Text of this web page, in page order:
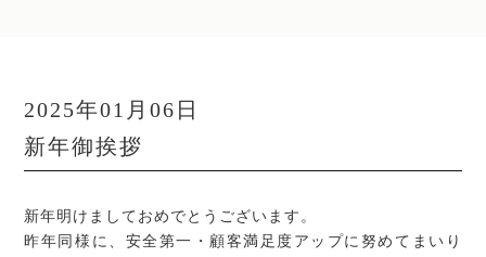
2025年01月06日
新年御挨拶
新年明けましておめでとうございます。
昨年同様に、安全第一・顧客満足度アップに努めてまいり